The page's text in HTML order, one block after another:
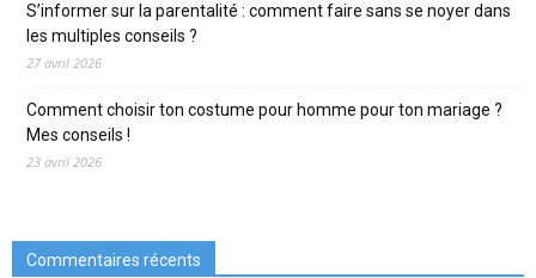
S’informer sur la parentalité : comment faire sans se noyer dans
les multiples conseils ?
27 avril 2026
Comment choisir ton costume pour homme pour ton mariage ?
Mes conseils !
23 avril 2026
Commentaires récents